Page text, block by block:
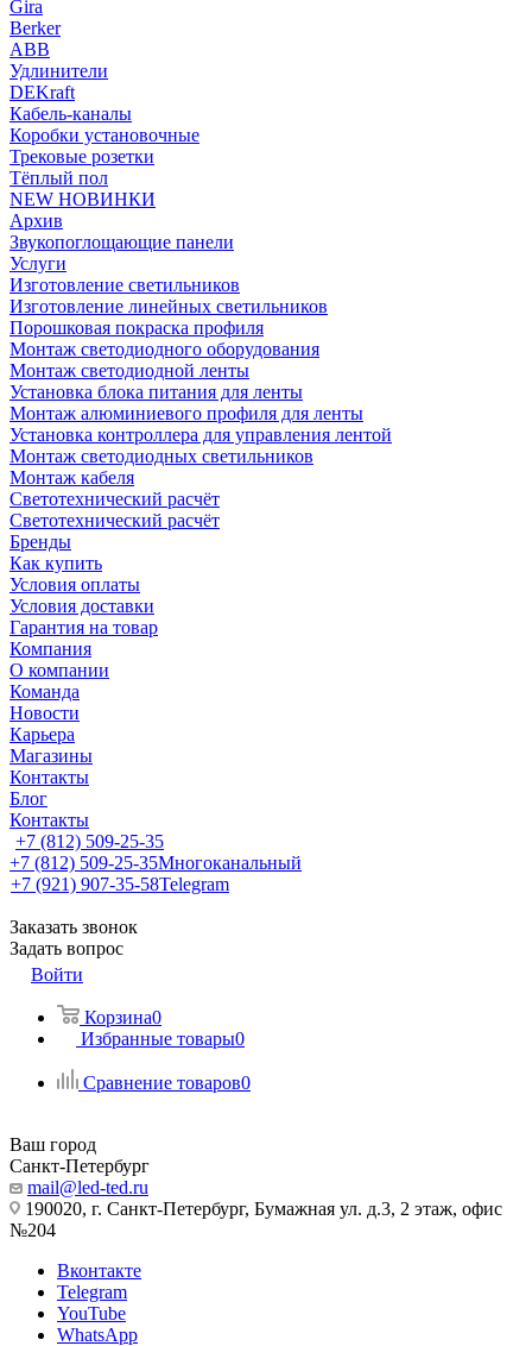
Gira
Berker
ABB
Удлинители
DEKraft
Кабель-каналы
Коробки установочные
Трековые розетки
Тёплый пол
NEW НОВИНКИ
Архив
Звукопоглощающие панели
Услуги
Изготовление светильников
Изготовление линейных светильников
Порошковая покраска профиля
Монтаж светодиодного оборудования
Монтаж светодиодной ленты
Установка блока питания для ленты
Монтаж алюминиевого профиля для ленты
Установка контроллера для управления лентой
Монтаж светодиодных светильников
Монтаж кабеля
Светотехнический расчёт
Светотехнический расчёт
Бренды
Как купить
Условия оплаты
Условия доставки
Гарантия на товар
Компания
О компании
Команда
Новости
Карьера
Магазины
Контакты
Блог
Контакты
+7 (812) 509-25-35
+7 (812) 509-25-35Многоканальный
+7 (921) 907-35-58Telegram
Заказать звонок
Задать вопрос
Войти
Корзина0
Избранные товары0
Сравнение товаров0
Ваш город
Санкт-Петербург
mail@led-ted.ru
190020, г. Санкт-Петербург, Бумажная ул. д.3, 2 этаж, офис
№204
Вконтакте
Telegram
YouTube
WhatsApp